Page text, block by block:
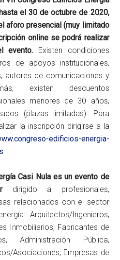
el 30 de octubre de 2020,
aforo presencial (muy limitado
online se podrá realizar
evento. Existen condiciones
de apoyos institucionales,
autores de comunicaciones y
existen descuentos
menores de 30 años,
(plazas limitadas). Para
la inscripción dirigirse a la
edificios-energia-
Casi Nula es un evento de
dirigido a profesionales,
relacionados con el sector
Arquitectos/Ingenieros,
Inmobiliarios, Fabricantes de
Administración Pública,
Asociaciones, Empresas de